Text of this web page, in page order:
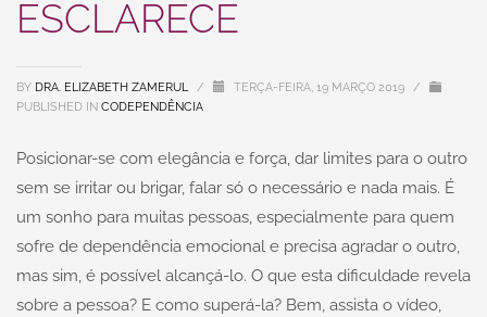
ESCLARECE
BY DRA. ELIZABETH ZAMERUL / TERÇA-FEIRA, 19 MARÇO 2019
/
PUBLISHED IN CODEPENDÊNCIA
Posicionar-se com elegância e força, dar limites para o outro
sem se irritar ou brigar, falar só o necessário e nada mais. É
um sonho para muitas pessoas, especialmente para quem
sofre de dependência emocional e precisa agradar o outro,
mas sim, é possível alcançá-lo. O que esta dificuldade revela
sobre a pessoa? E como superá-la? Bem, assista o vídeo,